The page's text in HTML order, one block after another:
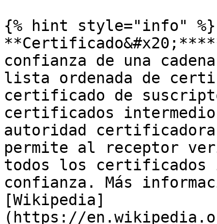
{% hint style="info" %}
confianza de una
lista ordenada de
certificado de
certificados
autoridad
permite al receptor
todos los certificados
confianza. Más
[Wikipedia]
(https://